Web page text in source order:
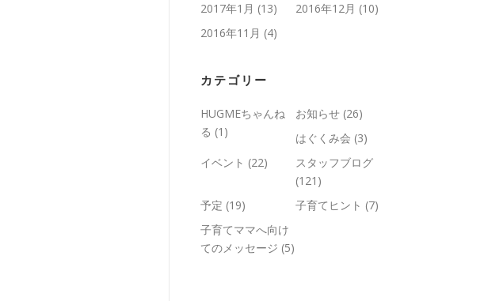
2017年1月 (13) 2016年12月 (10)
2016年11月 (4)
カテゴリー
HUGMEちゃんね
る (1)
お知らせ (26)
はぐくみ会 (3)
イベント (22)
スタッフブログ
(121)
予定 (19) 子育てヒント (7)
子育てママへ向け
てのメッセージ (5)